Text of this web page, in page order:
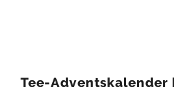
Tee-Adventskalender